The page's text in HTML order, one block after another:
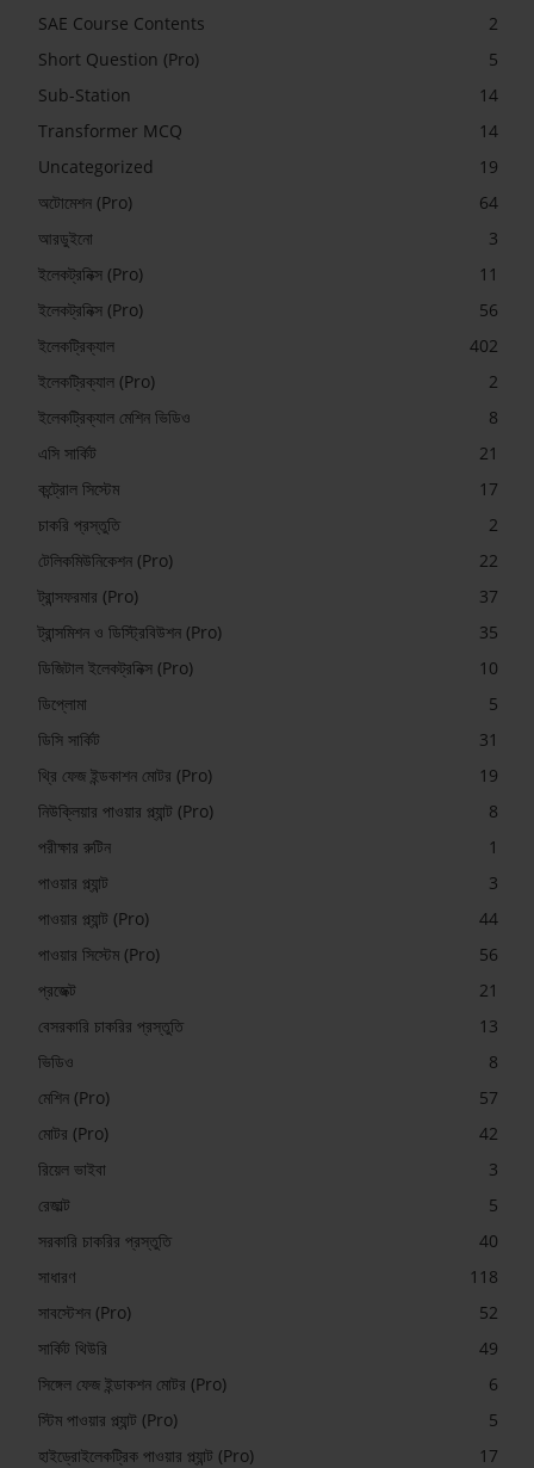
SAE Course Contents
2
Short Question (Pro)
5
Sub-Station
14
Transformer MCQ
14
Uncategorized
19
অটোমেশন (Pro)
64
আরডুইনো
3
ইলেকট্রনিক্স (Pro)
11
ইলেকট্রনিক্স (Pro)
56
ইলেকট্রিক্যাল
402
ইলেকট্রিক্যাল (Pro)
2
ইলেকট্রিক্যাল মেশিন ভিডিও
8
এসি সার্কিট
21
কন্ট্রোল সিস্টেম
17
চাকরি প্রস্তুতি
2
টেলিকমিউনিকেশন (Pro)
22
ট্রান্সফরমার (Pro)
37
ট্রান্সমিশন ও ডিস্ট্রিবিউশন (Pro)
35
ডিজিটাল ইলেকট্রনিক্স (Pro)
10
ডিপ্লোমা
5
ডিসি সার্কিট
31
থ্রি ফেজ ইন্ডকাশন মোটর (Pro)
19
নিউক্লিয়ার পাওয়ার প্ল্যান্ট (Pro)
8
পরীক্ষার রুটিন
1
পাওয়ার প্ল্যান্ট
3
পাওয়ার প্ল্যান্ট (Pro)
44
পাওয়ার সিস্টেম (Pro)
56
প্রজেক্ট
21
বেসরকারি চাকরির প্রস্তুতি
13
ভিডিও
8
মেশিন (Pro)
57
মোটর (Pro)
42
রিয়েল ভাইবা
3
রেজাল্ট
5
সরকারি চাকরির প্রস্তুতি
40
সাধারণ
118
সাবস্টেশন (Pro)
52
সার্কিট থিউরি
49
সিঙ্গেল ফেজ ইন্ডাকশন মোটর (Pro)
6
স্টিম পাওয়ার প্ল্যান্ট (Pro)
5
হাইড্রোইলেকট্রিক পাওয়ার প্ল্যান্ট (Pro)
17